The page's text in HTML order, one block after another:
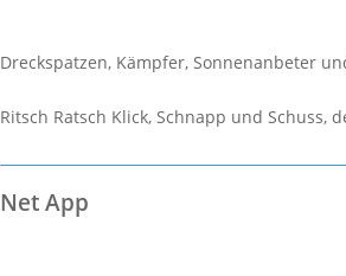
Dreckspatzen, Kämpfer, Sonnenanbeter
Ritsch Ratsch Klick, Schnapp und Schuss,
Net App